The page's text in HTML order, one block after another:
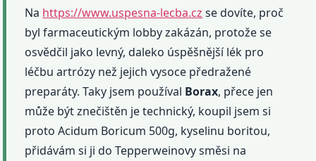
Na https://www.uspesna-lecba.cz se dovíte, proč
byl farmaceutickým lobby zakázán, protože se
osvědčil jako levný, daleko úspěšnější lék pro
léčbu artrózy než jejich vysoce předražené
preparáty. Taky jsem používal Borax, přece jen
může být znečištěn je technický, koupil jsem si
proto Acidum Boricum 500g, kyselinu boritou,
přidávám si ji do Tepperweinovy směsi na